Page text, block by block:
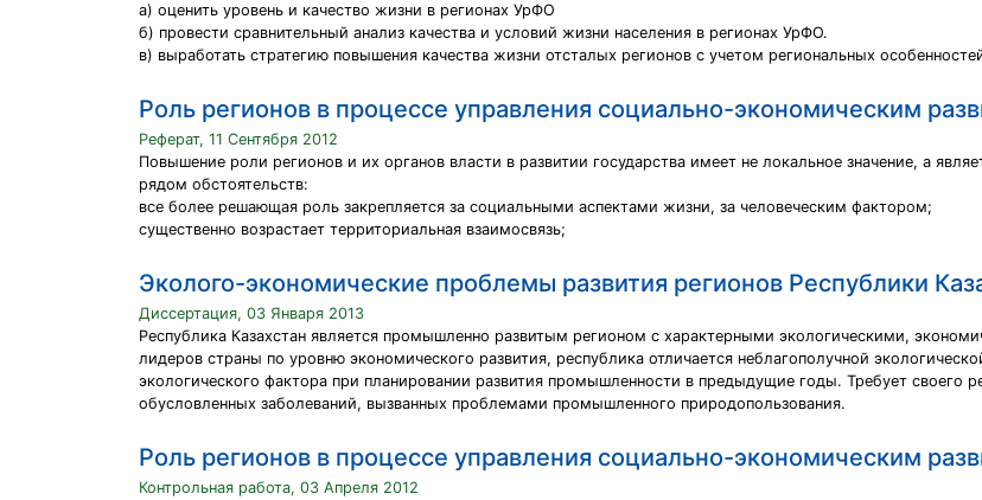
а) оценить уровень и качество жизни в регионах УрФО
б) провести сравнительный анализ качества и условий жизни населения в регионах УрФО.
в) выработать стратегию повышения качества жизни отсталых регионов с учетом региональных
Роль регионов в процессе управления социально-экономическим
Реферат, 11 Сентября 2012
Повышение роли регионов и их органов власти в развитии государства имеет не локальное значение, а
рядом обстоятельств:
все более решающая роль закрепляется за социальными аспектами жизни, за человеческим фактором;
существенно возрастает территориальная взаимосвязь;
Эколого-экономические проблемы развития регионов Республики
Диссертация, 03 Января 2013
Республика Казахстан является промышленно развитым регионом с характерными экологическими,
лидеров страны по уровню экономического развития, республика отличается неблагополучной
экологического фактора при планировании развития промышленности в предыдущие годы. Требует своего
обусловленных заболеваний, вызванных проблемами промышленного природопользования.
Роль регионов в процессе управления социально-экономическим
Контрольная работа, 03 Апреля 2012